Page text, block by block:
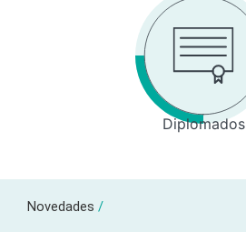
Diplomados
Novedades /